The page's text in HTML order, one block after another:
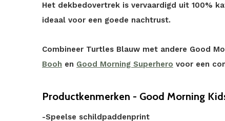
Het dekbedovertrek is vervaardigd uit 100%
ideaal voor een goede nachtrust.
Combineer Turtles Blauw met andere Good
Booh en Good Morning Superhero voor een
Productkenmerken - Good Morning
-Speelse schildpaddenprint